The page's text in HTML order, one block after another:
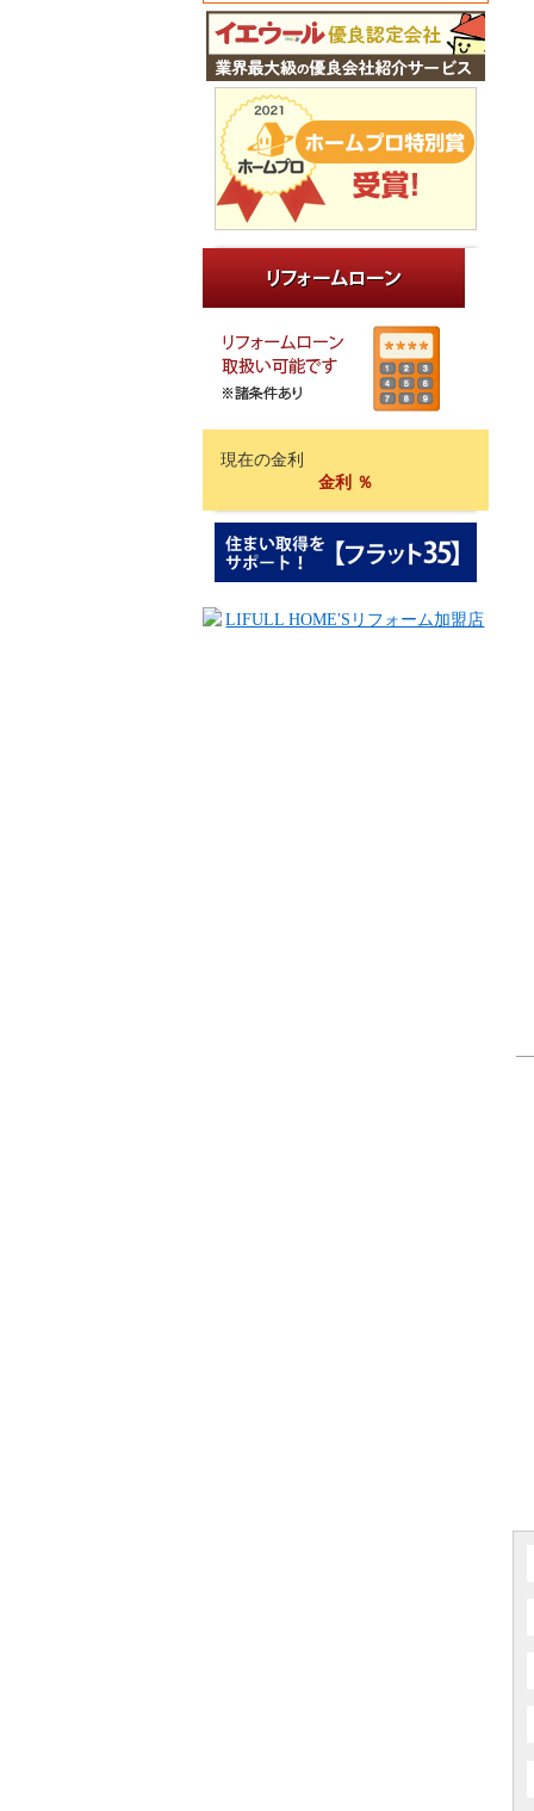
現在の金利
金利 ％